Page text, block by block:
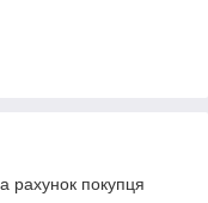
рахунок покупця